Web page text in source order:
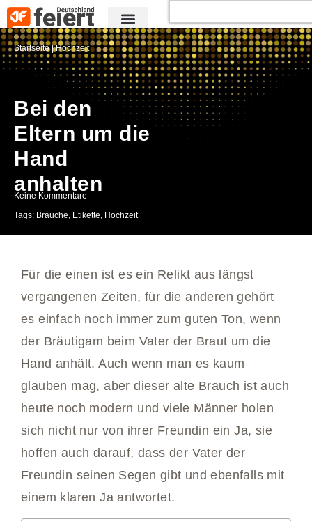
Startseite|Hochzeit
Bei den
Eltern um die
Hand
anhalten
Keine Kommentare
Tags: Bräuche Etikette Hochzeit
Für die einen ist es ein Relikt aus längst
vergangenen Zeiten, für die anderen gehört
es einfach noch immer zum guten Ton, wenn
der Bräutigam beim Vater der Braut um die
Hand anhält. Auch wenn man es kaum
glauben mag, aber dieser alte Brauch ist auch
heute noch modern und viele Männer holen
sich nicht nur von ihrer Freundin ein Ja, sie
hoffen auch darauf, dass der Vater der
Freundin seinen Segen gibt und ebenfalls mit
einem klaren Ja antwortet.